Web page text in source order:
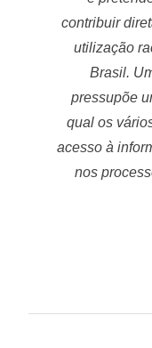
contribuir
utilização
Brasil.
pressupõe
qual os
acesso à
nos